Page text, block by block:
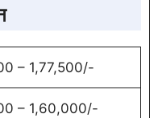
– 1,77,500/-
– 1,60,000/-